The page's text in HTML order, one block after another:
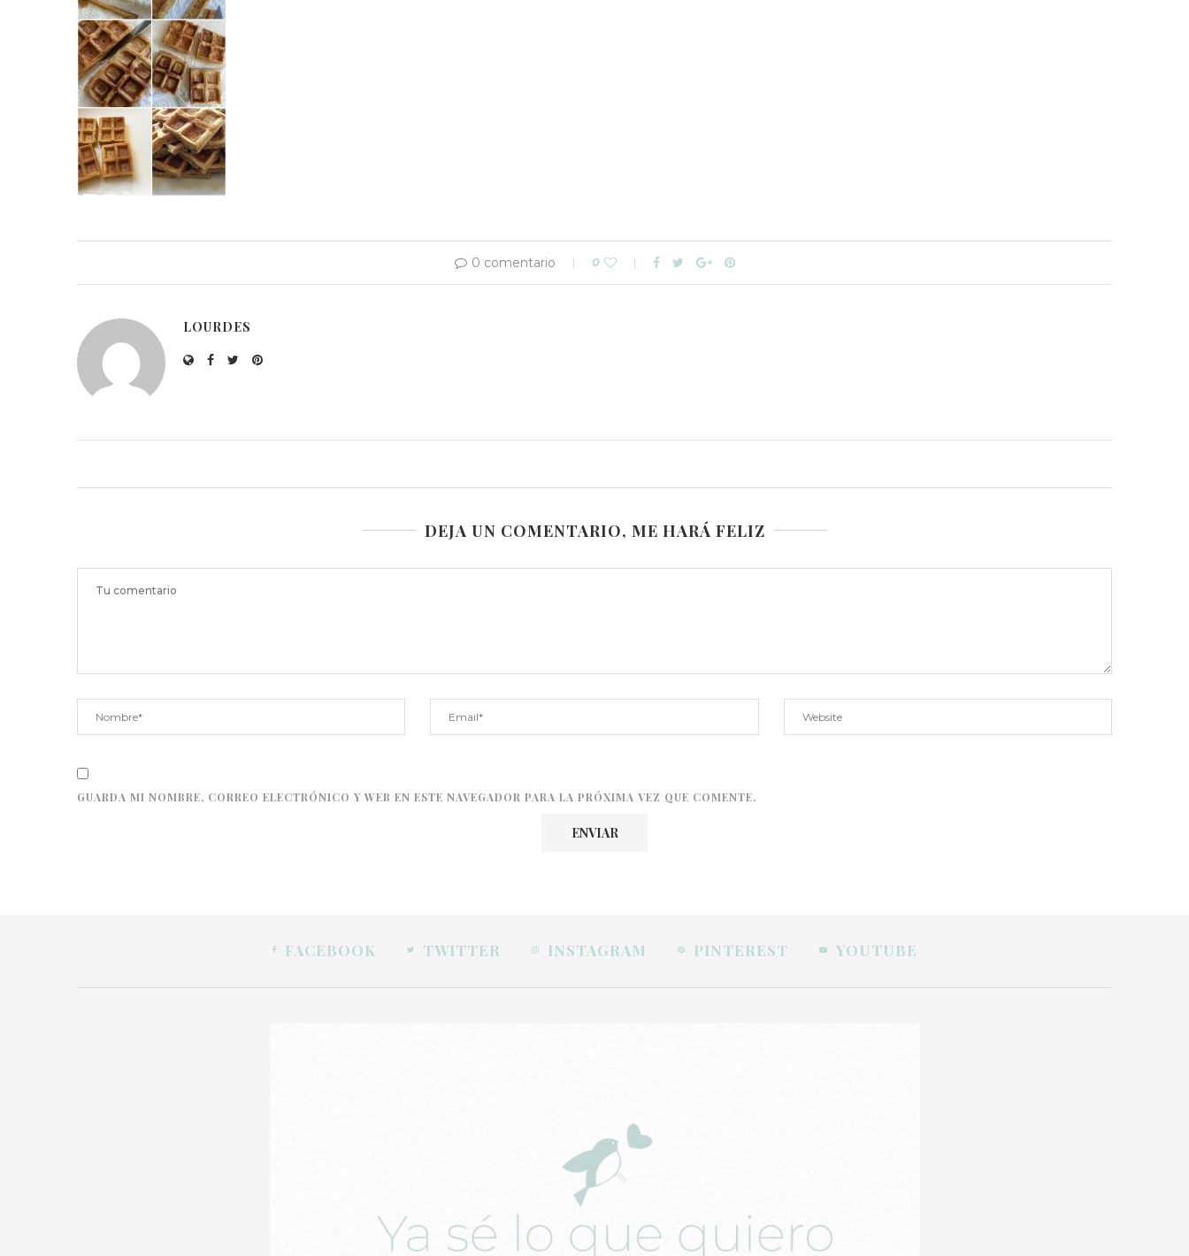
0 comentario 0
LOURDES
DEJA UN COMENTARIO, ME HARÁ FELIZ
GUARDA MI NOMBRE, CORREO ELECTRÓNICO Y WEB EN ESTE NAVEGADOR PARA LA PRÓXIMA VEZ QUE COMENTE.
FACEBOOK TWITTER INSTAGRAM PINTEREST YOUTUBE